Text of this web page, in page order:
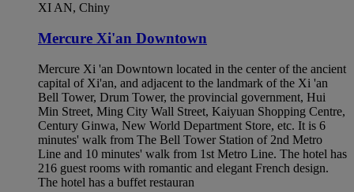
XI AN, Chiny
Mercure Xi'an Downtown
Mercure Xi 'an Downtown located in the center of the ancient
capital of Xi'an, and adjacent to the landmark of the Xi 'an
Bell Tower, Drum Tower, the provincial government, Hui
Min Street, Ming City Wall Street, Kaiyuan Shopping Centre,
Century Ginwa, New World Department Store, etc. It is 6
minutes' walk from The Bell Tower Station of 2nd Metro
Line and 10 minutes' walk from 1st Metro Line. The hotel has
216 guest rooms with romantic and elegant French design.
The hotel has a buffet restauran